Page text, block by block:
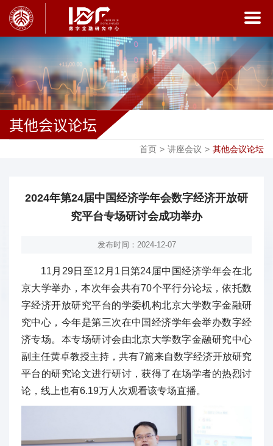
其他会议论坛
首页 > 讲座会议 > 其他会议论坛
2024年第24届中国经济学年会数字经济开放研
究平台专场研讨会成功举办
发布时间：2024-12-07
11月29日至12月1日第24届中国经济学年会在北
京大学举办，本次年会共有70个平行分论坛，依托数
字经济开放研究平台的学委机构北京大学数字金融研
究中心，今年是第三次在中国经济学年会举办数字经
济专场。本专场研讨会由北京大学数字金融研究中心
副主任黄卓教授主持，共有7篇来自数字经济开放研究
平台的研究论文进行研讨，获得了在场学者的热烈讨
论，线上也有6.19万人次观看该专场直播。